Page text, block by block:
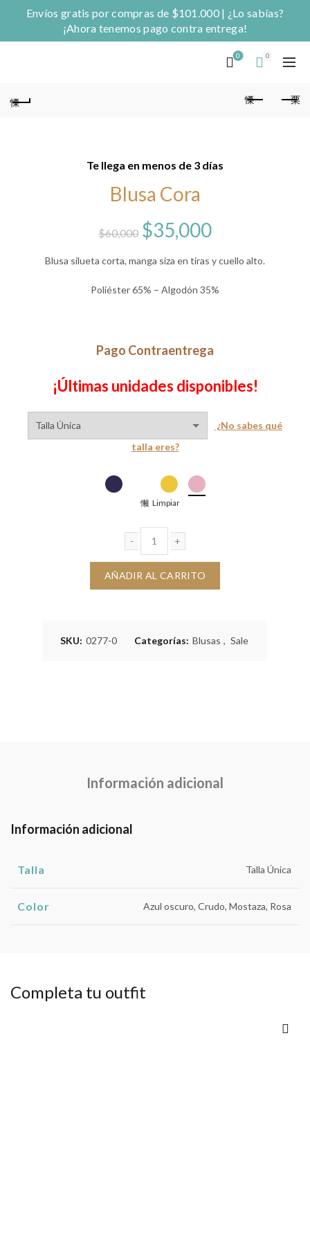
Envíos gratis por compras de $101.000 | ¿Lo sabías?
¡Ahora tenemos pago contra entrega!
0 0
Te llega en menos de 3 días
Blusa Cora
$60,000 El
precio
original
$60,000.
$35,000El
precio
actual
$35,000.
Blusa silueta corta, manga siza en tiras y cuello alto.
Poliéster 65% – Algodón 35%
Pago Contraentrega
¡Últimas unidades disponibles!
¿No sabes qué
talla eres?
Limpiar
Blusa Cora cantidad
AÑADIR AL CARRITO
SKU: 0277-0 Categorías: Blusas , Sale
Información adicional
Información adicional
Talla Talla Única
Color Azul oscuro, Crudo, Mostaza, Rosa
Completa tu outfit